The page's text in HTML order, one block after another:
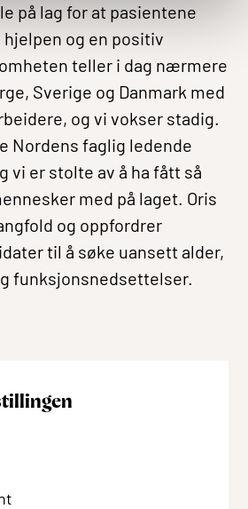
på lag for at pasientene
og en positiv
teller i dag nærmere
Sverige og Danmark med
og vi vokser stadig.
Nordens faglig ledende
vi er stolte av å ha fått så
med på laget. Oris
og oppfordrer
til å søke uansett alder,
funksjonsnedsettelser.